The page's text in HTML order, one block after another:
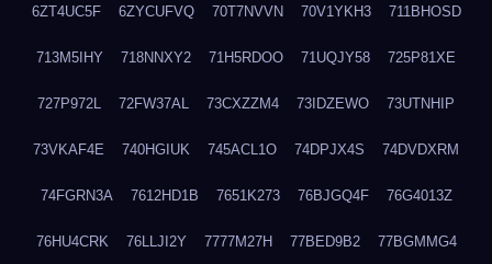
6ZT4UC5F 6ZYCUFVQ 70T7NVVN 70V1YKH3 711BHOSD
713M5IHY 718NNXY2 71H5RDOO 71UQJY58 725P81XE
727P972L 72FW37AL 73CXZZM4 73IDZEWO 73UTNHIP
73VKAF4E 740HGIUK 745ACL1O 74DPJX4S 74DVDXRM
74FGRN3A 7612HD1B 7651K273 76BJGQ4F 76G4013Z
76HU4CRK 76LLJI2Y 7777M27H 77BED9B2 77BGMMG4